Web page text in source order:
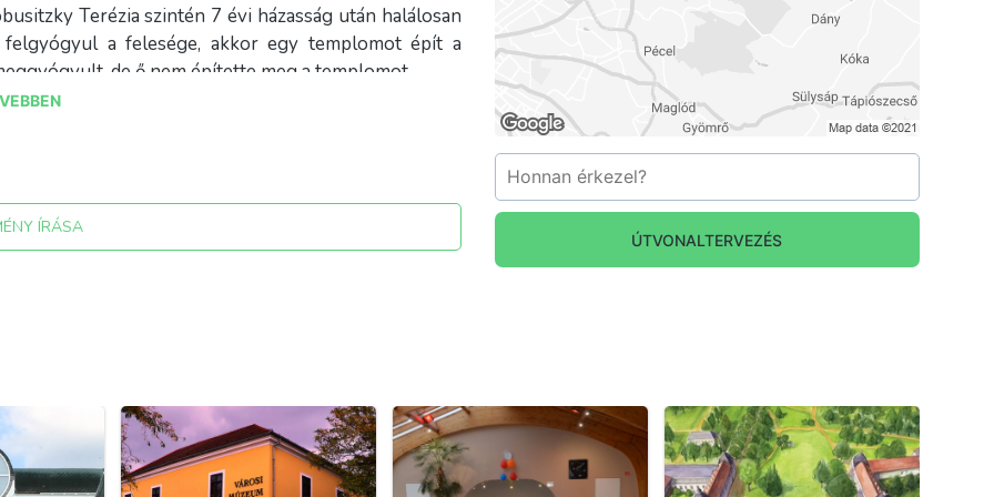
Terézia szintén 7 évi házasság után halálosan
a felesége, akkor egy templomot épít a
de ő nem építette meg a templomot.
gyakorolunk. A rendkívüli módja a
kötelező jócselekedet ígérése a Jóistennek, bűn
előtt, hogy teljesíthető lesz-e, mert ha nem fogja
hanem Isten-gyalázat lesz ez a cselekedete, ami
vele a Jóistent, mintha a tíz parancsolatnak
jöttek a négylovas hintójukkal, amikor a lovak
kerültek; az országút akkor is ugyanott
sokkal élesebb volt. Az életveszélyben Istenhez
Boldogan szálltak ki a hintóból, és akkor
ÍRÁSA
ÚTVONALTERVEZÉS